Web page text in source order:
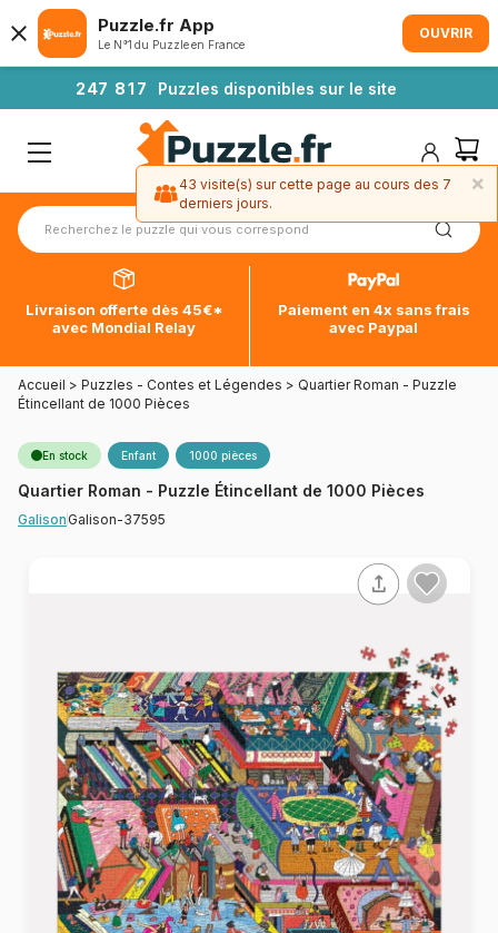
247 81 7 Puzzles disponibles sur le site
Livraison offerte dès 45€*
avec Mondial Relay
Paiement en 4x sans frais
avec Paypal
Accueil > Puzzles - Contes et Légendes > Quartier Roman - Puzzle
Étincellant de 1000 Pièces
En stock Enfant 1000 pièces
Quartier Roman - Puzzle Étincellant de 1000 Pièces
Galison Galison-37595
Puzzle.fr App
Le N°1 du Puzzle en France
OUVRIR
×
43 visite(s) sur cette page au cours des 7
derniers jours.